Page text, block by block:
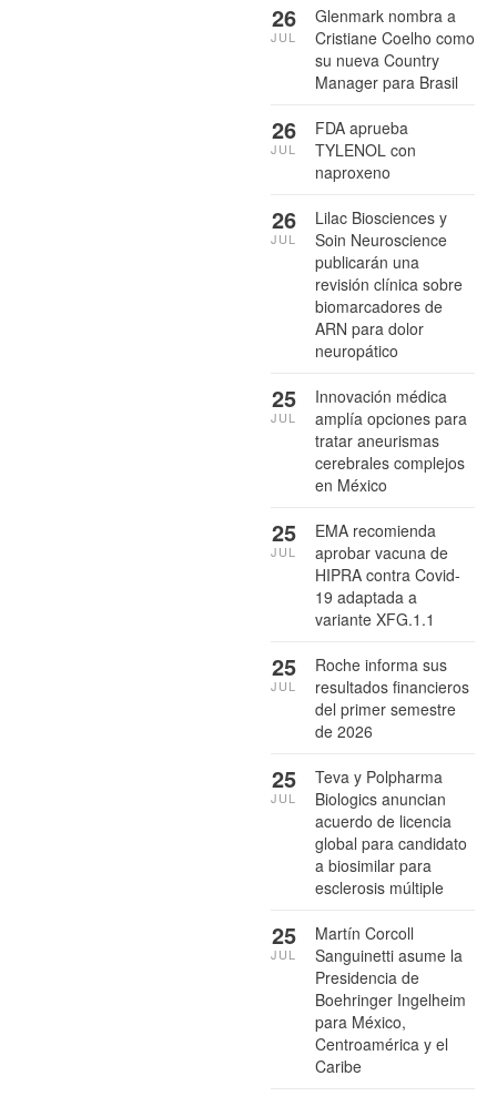
Glenmark nombra a
Cristiane Coelho como
su nueva Country
Manager para Brasil
26
JUL
FDA aprueba
TYLENOL con
naproxeno
26
JUL
Lilac Biosciences y
Soin Neuroscience
publicarán una
revisión clínica sobre
biomarcadores de
ARN para dolor
neuropático
26
JUL
Innovación médica
amplía opciones para
tratar aneurismas
cerebrales complejos
en México
25
JUL
EMA recomienda
aprobar vacuna de
HIPRA contra Covid-
19 adaptada a
variante XFG.1.1
25
JUL
Roche informa sus
resultados financieros
del primer semestre
de 2026
25
JUL
Teva y Polpharma
Biologics anuncian
acuerdo de licencia
global para candidato
a biosimilar para
esclerosis múltiple
25
JUL
Martín Corcoll
Sanguinetti asume la
Presidencia de
Boehringer Ingelheim
para México,
Centroamérica y el
Caribe
25
JUL